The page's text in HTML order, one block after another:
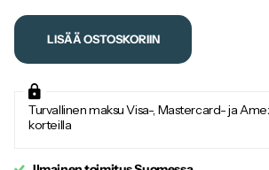
LISÄÄ OSTOSKORIIN
Turvallinen maksu Visa-, Mastercard- ja
korteilla